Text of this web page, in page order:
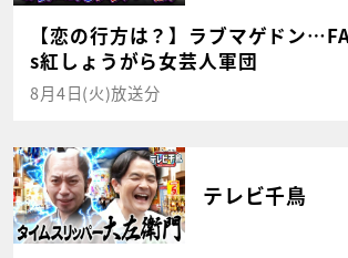
【恋の行方は？】ラブマゲドン
s紅しょうがら女芸人軍団
8月4日(火)放送分
テレビ千鳥